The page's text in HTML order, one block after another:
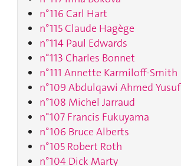
n°116 Carl Hart
n°115 Claude Hagège
n°114 Paul Edwards
n°113 Charles Bonnet
n°111 Annette Karmiloff-Smith
n°109 Abdulqawi Ahmed Yusuf
n°108 Michel Jarraud
n°107 Francis Fukuyama
n°106 Bruce Alberts
n°105 Robert Roth
n°104 Dick Marty